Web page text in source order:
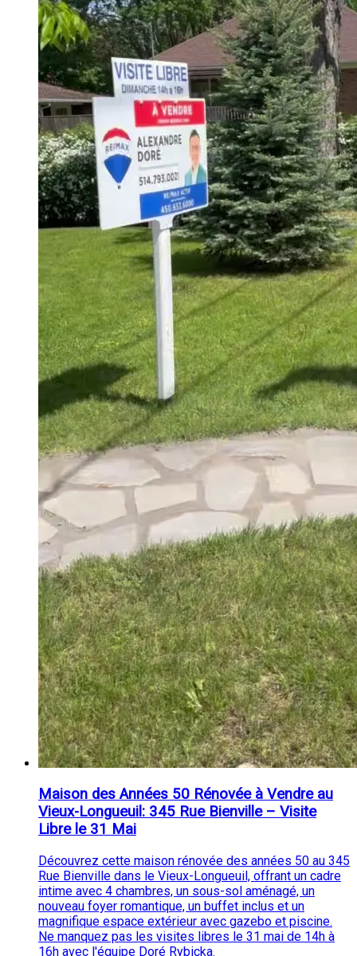
Maison des Années 50 Rénovée à Vendre au
Vieux-Longueuil: 345 Rue Bienville – Visite
Libre le 31 Mai
Découvrez cette maison rénovée des années 50 au 345
Rue Bienville dans le Vieux-Longueuil, offrant un cadre
intime avec 4 chambres, un sous-sol aménagé, un
nouveau foyer romantique, un buffet inclus et un
magnifique espace extérieur avec gazebo et piscine.
Ne manquez pas les visites libres le 31 mai de 14h à
16h avec l'équipe Doré Rybicka.